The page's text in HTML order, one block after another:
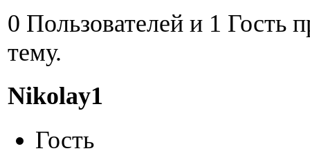
0 Пользователей и 1 Гость
тему.
Nikolay1
Гость